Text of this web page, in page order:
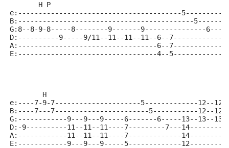
       H P
e:----------------------------------------
B:-------------------------------------------
G:8--8-9-8-----8--------9-------9---------------6---
D:----------9-----9/11--11--11--11--6--
A:----------------------------------6--7------------
E:----------------------------------4--5------------
H
e:----7-9-7---------------------5-------------12--
B:----7---7-----------------------5-----------12--
G:------------9---9---9-----6-------6-----13--13--
D:-9----------11--11--11----7---------7---
A:------------11--11--11----7-------------
E:------------9---9---9-----5-------------